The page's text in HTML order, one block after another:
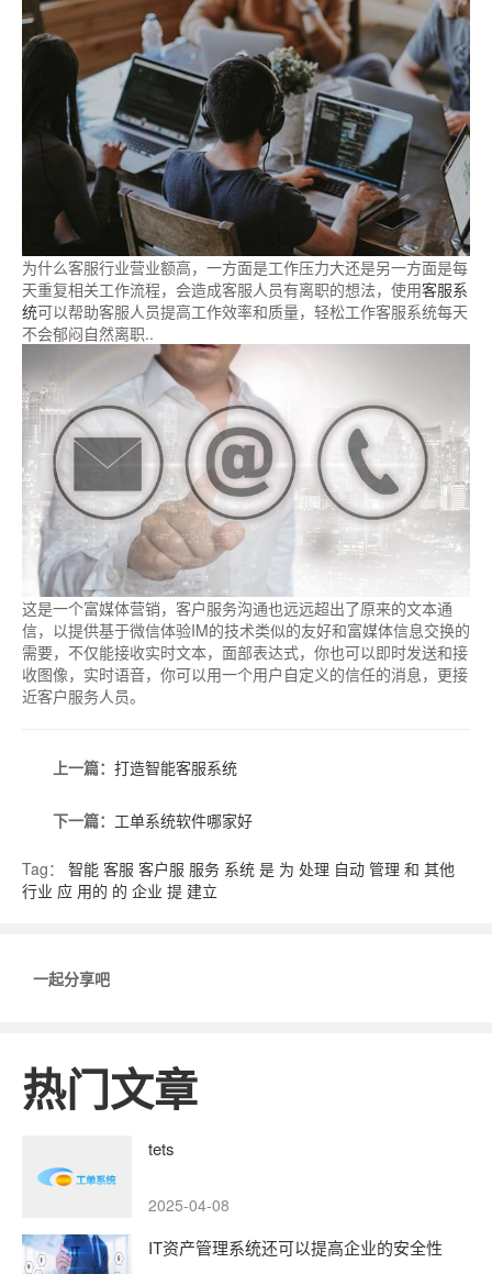
为什么客服行业营业额高，一方面是工作压力大还是另一方面是每
天重复相关工作流程，会造成客服人员有离职的想法，使用客服系
统可以帮助客服人员提高工作效率和质量，轻松工作客服系统每天
不会郁闷自然离职..
这是一个富媒体营销，客户服务沟通也远远超出了原来的文本通
信，以提供基于微信体验IM的技术类似的友好和富媒体信息交换的
需要，不仅能接收实时文本，面部表达式，你也可以即时发送和接
收图像，实时语音，你可以用一个用户自定义的信任的消息，更接
近客户服务人员。
上一篇： 打造智能客服系统
下一篇： 工单系统软件哪家好
Tag： 智能 客服 客户服 服务 系统 是 为 处理 自动 管理 和 其他
行业 应 用的 的 企业 提 建立
一起分享吧
热门文章
tets
2025-04-08
IT资产管理系统还可以提高企业的安全性